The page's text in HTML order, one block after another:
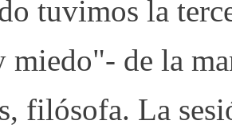
tuvimos la
miedo"- de la
filósofa. La